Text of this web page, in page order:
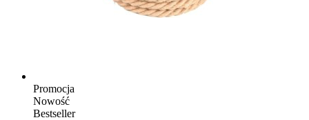
Promocja
Nowość
Bestseller